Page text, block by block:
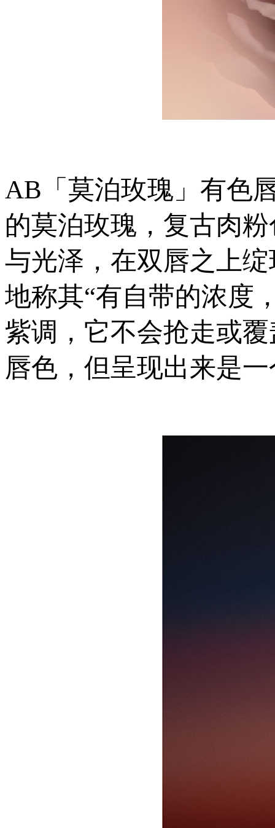
AB「莫泊玫瑰」有色
的莫泊玫瑰，复古肉
与光泽，在双唇之上
地称其“有自带的浓度
紫调，它不会抢走或
唇色，但呈现出来是